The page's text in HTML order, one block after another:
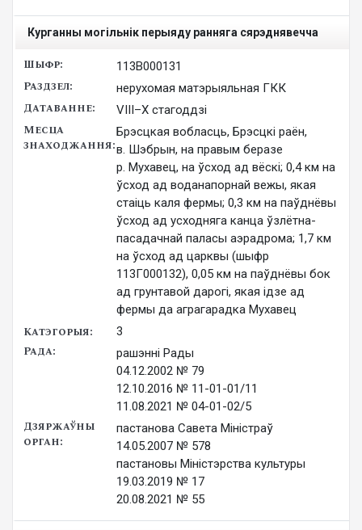
113В000131
Курганны могільнік перыяду ранняга сярэднявечча
VІІІ–X стагоддзі
Брэсцкая вобласць, Брэсцкі раён,
в. Шэбрын, на правым беразе
р. Мухавец, на ўсход ад вёскі; 0,4 км на
ўсход ад воданапорнай вежы, якая
стаіць каля фермы; 0,3 км на паўднёвы
ўсход ад усходняга канца ўзлётна-
пасадачнай паласы аэрадрома; 1,7 км
на ўсход ад царквы (шыфр
113Г000132), 0,05 км на паўднёвы бок
ад грунтавой дарогі, якая ідзе ад
фермы да аграгарадка Мухавец
3
рашэнні Рады
04.12.2002 № 79
12.10.2016 № 11-01-01/11
11.08.2021 № 04-01-02/5
пастанова Савета Міністраў
14.05.2007 № 578
пастановы Міністэрства культуры
19.03.2019 № 17
20.08.2021 № 55
нерухомая матэрыяльная ГКК